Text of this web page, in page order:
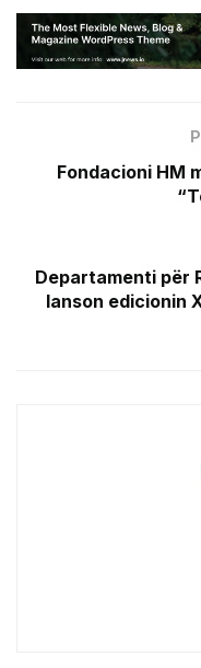
Fondacioni HM
Departamenti për
lanson edicionin